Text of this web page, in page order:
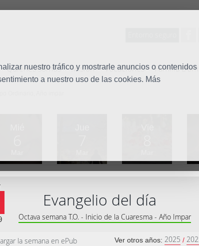
nuestro tráfico y mostrarle anuncios o contenidos
a nuestro uso de las cookies. Más
Quiénes somos Misión Vocaciones Familia
Ordinario, Año impar
Evangelio del día
Octava semana T.O. - Inicio de la Cuaresma - Año Impar
la semana en ePub Ver otros años: 2025 /